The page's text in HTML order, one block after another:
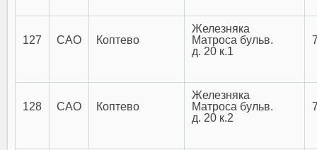
127 САО Коптево
Железняка
Матроса бульв.
д. 20 к.1
128 САО Коптево
Железняка
Матроса бульв.
д. 20 к.2